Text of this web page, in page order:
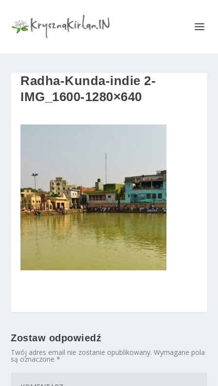
Radha-Kunda-indie 2-
IMG_1600-1280×640
Zostaw odpowiedź
Twój adres email nie zostanie opublikowany. Wymagane pola
są oznaczone*